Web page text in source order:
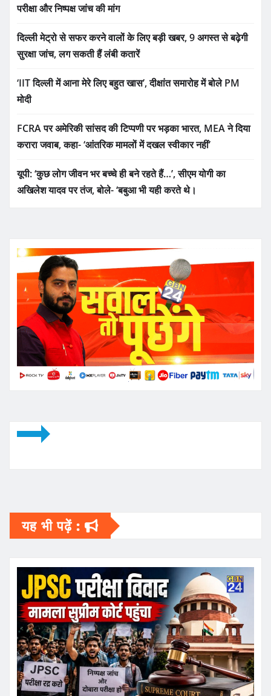
परीक्षा और निष्पक्ष जांच की मांग
दिल्ली मेट्रो से सफर करने वालों के लिए बड़ी खबर, 9 अगस्त से बढ़ेगी
सुरक्षा जांच, लग सकती हैं लंबी कतारें
‘IIT दिल्ली में आना मेरे लिए बहुत खास’, दीक्षांत समारोह में बोले PM
मोदी
FCRA पर अमेरिकी सांसद की टिप्पणी पर भड़का भारत, MEA ने दिया
करारा जवाब, कहा- ‘आंतरिक मामलों में दखल स्वीकार नहीं’
यूपी: ‘कुछ लोग जीवन भर बच्चे ही बने रहते हैं…’, सीएम योगी का
अखिलेश यादव पर तंज, बोले- ‘बबुआ भी यही करते थे।
यह भी पढ़ें :